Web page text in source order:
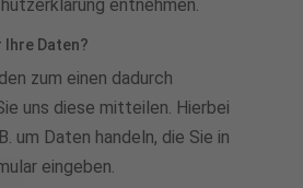
entnehmen.
Ihre Daten?
zum einen dadurch
uns diese mitteilen. Hierbei
um Daten handeln, die Sie in
eingeben.